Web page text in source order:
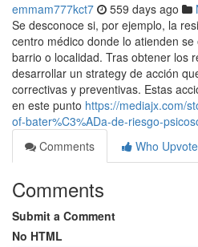
emmam777kct7 559 days ago
Se desconoce si, por ejemplo, la
centro médico donde lo atienden
barrio o localidad. Tras obtener los
desarrollar un strategy de acción
correctivas y preventivas. Estas
en este punto https://mediajx.com/
of-bater%C3%ADa-de-riesgo-
Comments
Who
Comments
Submit a Comment
No HTML